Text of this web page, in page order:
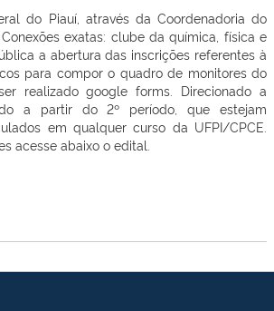
do Piauí, através da Coordenadoria do
exatas: clube da química, física e
a abertura das inscrições referentes à
para compor o quadro de monitores do
realizado google forms. Direcionado a
a partir do 2º período, que estejam
em qualquer curso da UFPI/CPCE.
acesse abaixo o edital.